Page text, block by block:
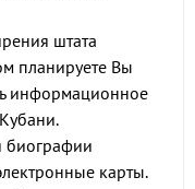
штата
планируете Вы
информационное
биографии
карты.